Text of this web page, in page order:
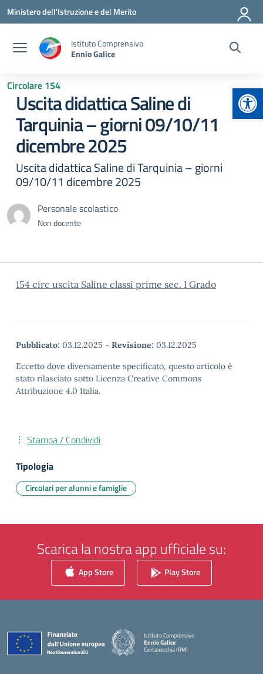
Vai ai contenuti
Vai al menu di navigazione
Vai al footer
Ministero dell'Istruzione e del Merito
Istituto Comprensivo
Ennio Galice
Circolare 154
Uscita didattica Saline di
Tarquinia – giorni 09/10/11
dicembre 2025
Uscita didattica Saline di Tarquinia – giorni
09/10/11 dicembre 2025
Personale scolastico
Non docente
154 circ uscita Saline classi prime sec. I Grado
Pubblicato: 03.12.2025 - Revisione: 03.12.2025
Eccetto dove diversamente specificato, questo articolo è
stato rilasciato sotto Licenza Creative Commons
Attribuzione 4.0 Italia.
Stampa / Condividi
Tipologia
Circolari per alunni e famiglie
Scarica la nostra app ufficiale su:
App Store Play Store
Istituto Comprensivo
Ennio Galice
Civitavecchia (RM)